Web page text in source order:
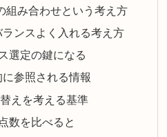
組み合わせという考え方
ンスよく入れる考え方
選定の鍵になる
参照される情報
えを考える基準
数を比べると